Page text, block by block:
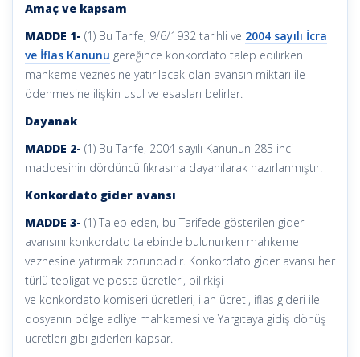
Amaç ve kapsam
MADDE 1- (1) Bu Tarife, 9/6/1932 tarihli ve 2004 sayılı İcra
ve İflas Kanunu gereğince konkordato talep edilirken
mahkeme veznesine yatırılacak olan avansın miktarı ile
ödenmesine ilişkin usul ve esasları belirler.
Dayanak
MADDE 2- (1) Bu Tarife, 2004 sayılı Kanunun 285 inci
maddesinin dördüncü fıkrasına dayanılarak hazırlanmıştır.
Konkordato gider avansı
MADDE 3- (1) Talep eden, bu Tarifede gösterilen gider
avansını konkordato talebinde bulunurken mahkeme
veznesine yatırmak zorundadır. Konkordato gider avansı her
türlü tebligat ve posta ücretleri, bilirkişi
ve konkordato komiseri ücretleri, ilan ücreti, iflas gideri ile
dosyanın bölge adliye mahkemesi ve Yargıtaya gidiş dönüş
ücretleri gibi giderleri kapsar.